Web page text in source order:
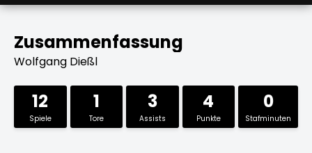
Zusammenfassung
Wolfgang Dießl
12
Spiele
1
Tore
3
Assists
4
Punkte
0
Stafminuten